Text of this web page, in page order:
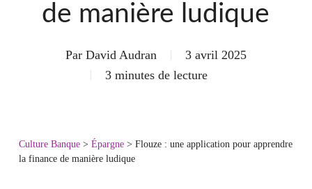
de manière ludique
Par David Audran
3 avril 2025
3 minutes de lecture
Culture Banque> Épargne> Flouze : une application pour apprendre
la finance de manière ludique